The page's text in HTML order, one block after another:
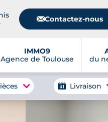
📧Contactez-nous
IMMO9
Agence de Toulouse
du
Livraison